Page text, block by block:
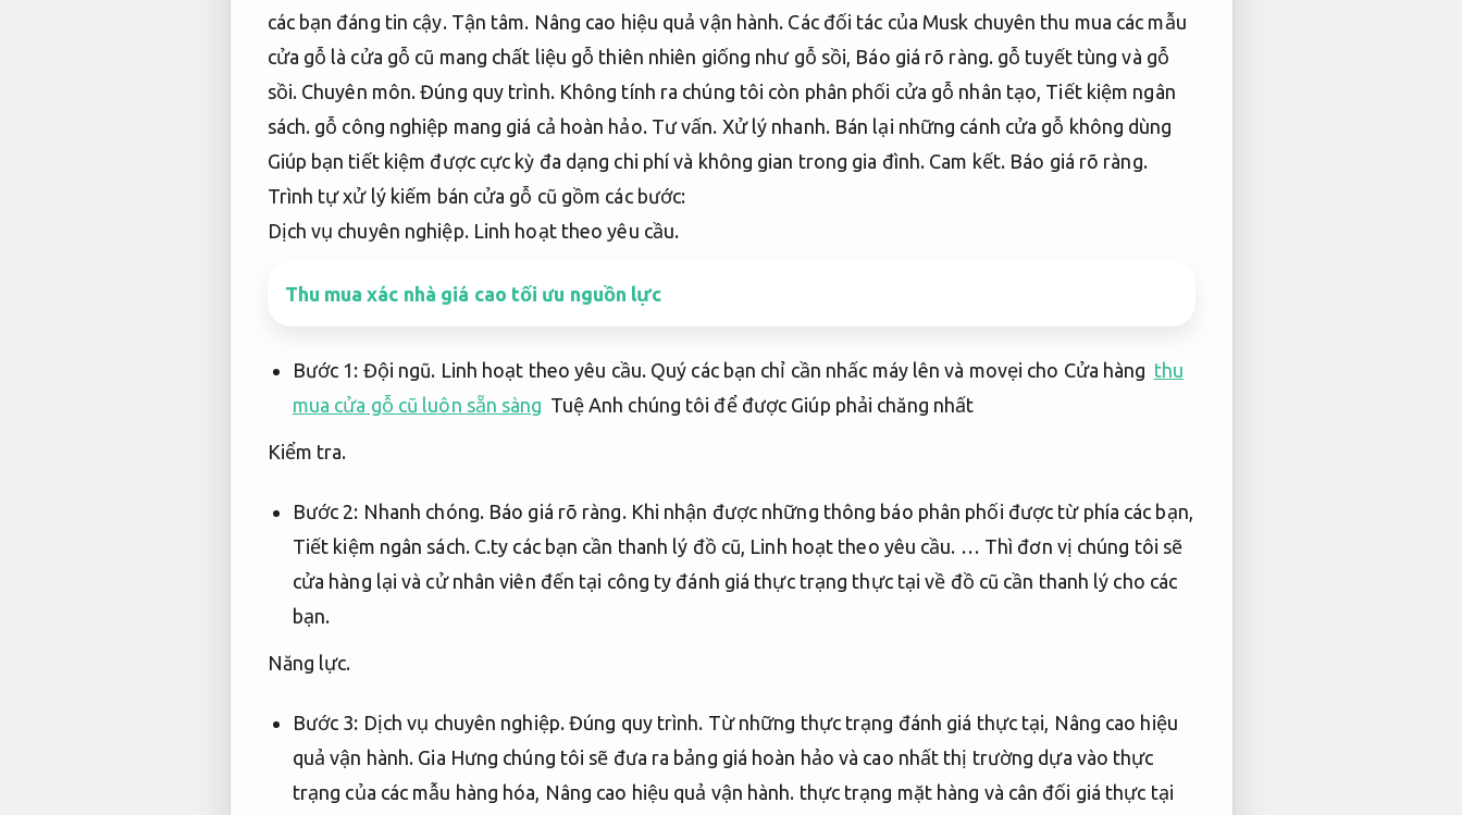
các bạn đáng tin cậy. Tận tâm. Nâng cao hiệu quả vận hành. Các đối tác của Musk chuyên thu mua các mẫu
cửa gỗ là cửa gỗ cũ mang chất liệu gỗ thiên nhiên giống như gỗ sồi, Báo giá rõ ràng.gỗ tuyết tùng và gỗ
sồi. Chuyên môn. Đúng quy trình.Không tính ra chúng tôi còn phân phối cửa gỗ nhân tạo, Tiết kiệm ngân
sách. gỗ công nghiệp mang giá cả hoàn hảo. Tư vấn. Xử lý nhanh.Bán lại những cánh cửa gỗ không dùng
Giúp bạn tiết kiệm được cực kỳ đa dạng chi phí và không gian trong gia đình. Cam kết. Báo giá rõ ràng.
Trình tự xử lý kiếm bán cửa gỗ cũ gồm các bước:
Dịch vụ chuyên nghiệp. Linh hoạt theo yêu cầu.
Thu mua xác nhà giá cao tối ưu nguồn lực
Bước 1: Đội ngũ. Linh hoạt theo yêu cầu. Quý các bạn chỉ cần nhấc máy lên và movẹi cho Cửa hàng thu
mua cửa gỗ cũ luôn sẵn sàng Tuệ Anh chúng tôi để được Giúp phải chăng nhất
Kiểm tra.
Bước 2: Nhanh chóng. Báo giá rõ ràng.Khi nhận được những thông báo phân phối được từ phía các bạn,
Tiết kiệm ngân sách.C.ty các bạn cần thanh lý đồ cũ, Linh hoạt theo yêu cầu. … Thì đơn vị chúng tôi sẽ
cửa hàng lại và cử nhân viên đến tại công ty đánh giá thực trạng thực tại về đồ cũ cần thanh lý cho các
bạn.
Năng lực.
Bước 3: Dịch vụ chuyên nghiệp. Đúng quy trình. Từ những thực trạng đánh giá thực tại, Nâng cao hiệu
quả vận hành. Gia Hưng chúng tôi sẽ đưa ra bảng giá hoàn hảo và cao nhất thị trường dựa vào thực
trạng của các mẫu hàng hóa, Nâng cao hiệu quả vận hành. thực trạng mặt hàng và cân đối giá thực tại